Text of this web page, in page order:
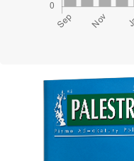
Cover image